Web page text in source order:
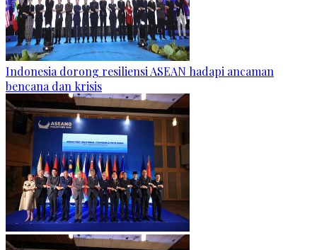
Indonesia dorong resiliensi ASEAN hadapi ancaman
bencana dan krisis